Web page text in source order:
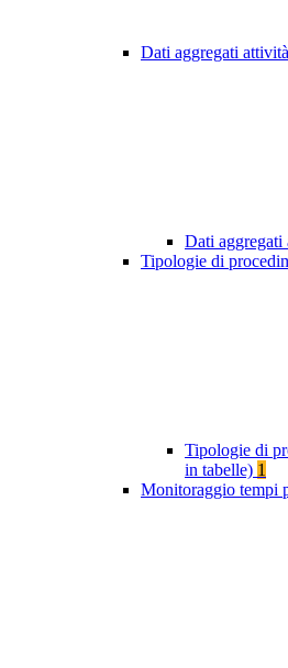
Dati aggregati
Dati aggregati
Tipologie di
Tipologie di
in tabelle) 1
Monitoraggio tempi